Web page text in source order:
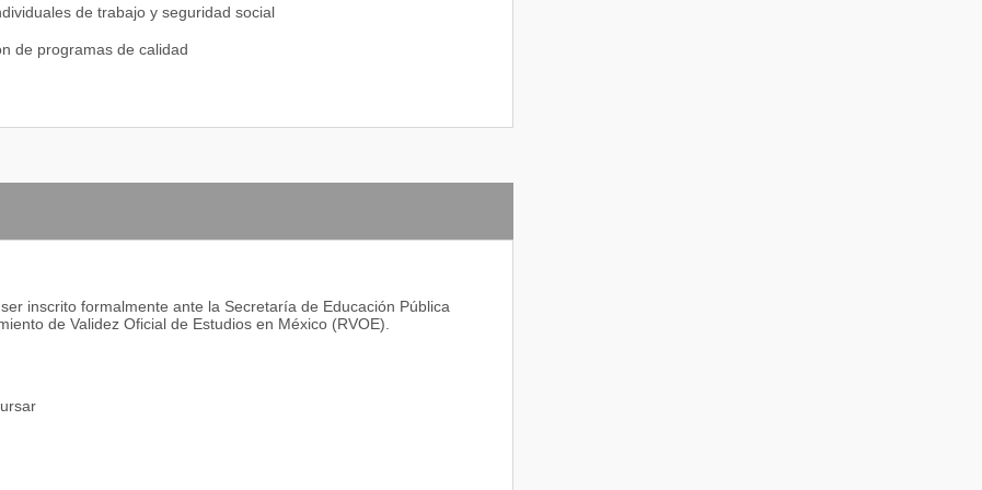
de su interés, por lo que deberá elegir 2 salidas profesionales
de trabajo y seguridad social
de programas de calidad
de procesos
evaluación de proyectos de inversión
de empresas de servicios
inscrito formalmente ante la Secretaría de Educación Pública
de Validez Oficial de Estudios en México (RVOE).